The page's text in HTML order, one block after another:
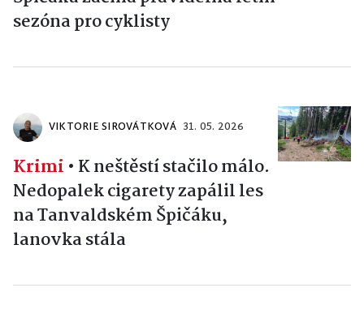
sezóna pro cyklisty
VIKTORIE SIROVÁTKOVÁ 31. 05. 2026
Krimi • K neštěstí stačilo málo.
Nedopalek cigarety zapálil les
na Tanvaldském Špičáku,
lanovka stála